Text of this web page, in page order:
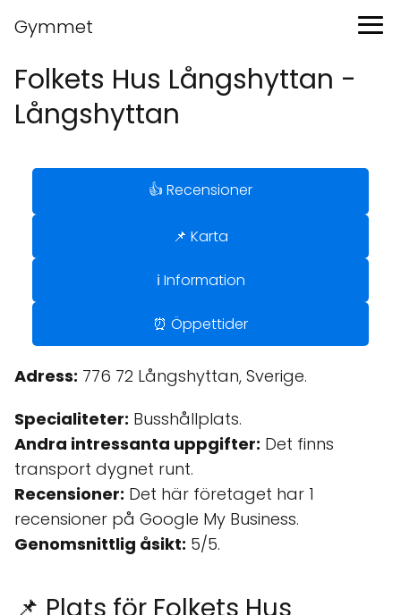
Gymmet
Folkets Hus Långshyttan -
Långshyttan
👍 Recensioner
📌 Karta
ℹ️ Information
⏰ Öppettider
Adress: 776 72 Långshyttan, Sverige.
Specialiteter: Busshållplats.
Andra intressanta uppgifter: Det finns
transport dygnet runt.
Recensioner: Det här företaget har 1
recensioner på Google My Business.
Genomsnittlig åsikt: 5/5.